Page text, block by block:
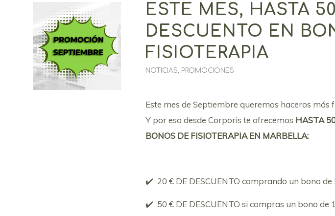
ESTE MES, HASTA
DESCUENTO EN
FISIOTERAPIA
NOTICIAS, PROMOCIONES
Este mes de Septiembre queremos haceros más
Y por eso desde Corporis te ofrecemos HASTA
BONOS DE FISIOTERAPIA EN MARBELLA:
✔️ 20 € DE DESCUENTO comprando un bono de
✔️ 50 € DE DESCUENTO si compras un bono de